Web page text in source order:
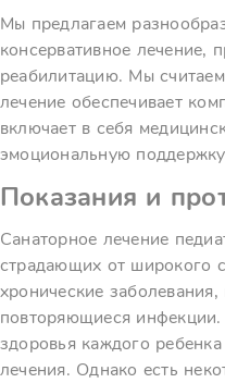
Мы предлагаем
консервативное лечение,
реабилитацию. Мы
лечение обеспечивает
включает в себя
эмоциональную
Показания и
Санаторное лечение
страдающих от широкого
хронические
повторяющиеся
здоровья каждого
лечения. Однако есть